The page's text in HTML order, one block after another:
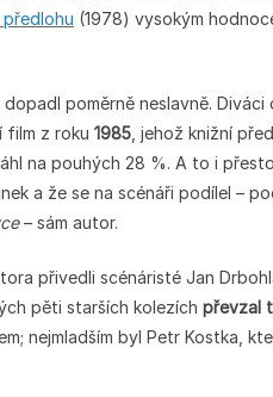
(1978) vysokým
poměrně neslavně. Diváci
film z roku 1985 , jehož knižní
na pouhých 28 %. A to i
a že se na scénáři podílel –
– sám autor.
přivedli scénáristé Jan
pěti starších kolezích převzal
nejmladším byl Petr Kostka,